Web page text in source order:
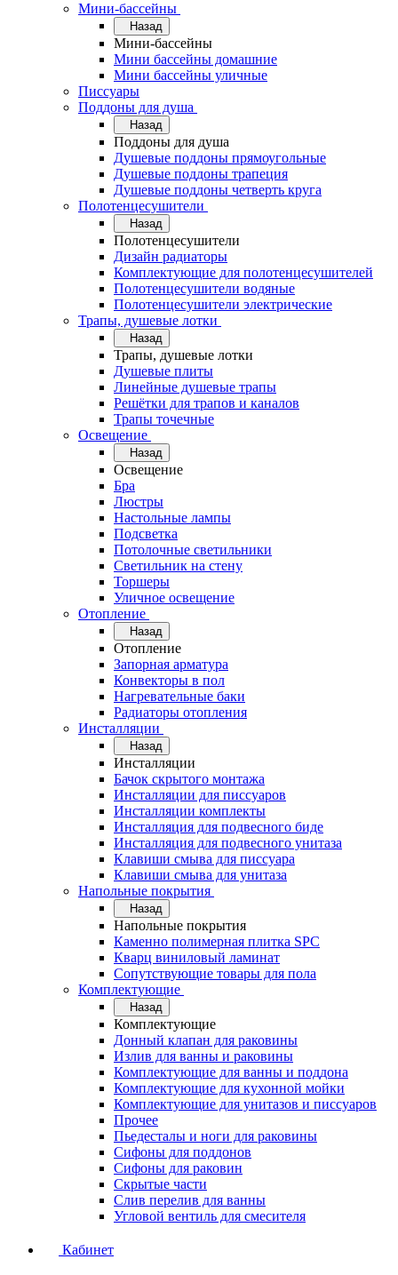
Мини-бассейны
Назад
Мини-бассейны
Мини бассейны домашние
Мини бассейны уличные
Писсуары
Поддоны для душа
Назад
Поддоны для душа
Душевые поддоны прямоугольные
Душевые поддоны трапеция
Душевые поддоны четверть круга
Полотенцесушители
Назад
Полотенцесушители
Дизайн радиаторы
Комплектующие для полотенцесушителей
Полотенцесушители водяные
Полотенцесушители электрические
Трапы, душевые лотки
Назад
Трапы, душевые лотки
Душевые плиты
Линейные душевые трапы
Решётки для трапов и каналов
Трапы точечные
Освещение
Назад
Освещение
Бра
Люстры
Настольные лампы
Подсветка
Потолочные светильники
Светильник на стену
Торшеры
Уличное освещение
Отопление
Назад
Отопление
Запорная арматура
Конвекторы в пол
Нагревательные баки
Радиаторы отопления
Инсталляции
Назад
Инсталляции
Бачок скрытого монтажа
Инсталляции для писсуаров
Инсталляции комплекты
Инсталляция для подвесного биде
Инсталляция для подвесного унитаза
Клавиши смыва для писсуара
Клавиши смыва для унитаза
Напольные покрытия
Назад
Напольные покрытия
Каменно полимерная плитка SPC
Кварц виниловый ламинат
Сопутствующие товары для пола
Комплектующие
Назад
Комплектующие
Донный клапан для раковины
Излив для ванны и раковины
Комплектующие для ванны и поддона
Комплектующие для кухонной мойки
Комплектующие для унитазов и писсуаров
Прочее
Пьедесталы и ноги для раковины
Сифоны для поддонов
Сифоны для раковин
Скрытые части
Слив перелив для ванны
Угловой вентиль для смесителя
Кабинет